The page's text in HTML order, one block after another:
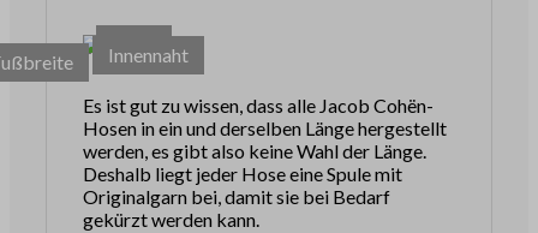
Taille
Innennaht
Es ist gut zu wissen, dass alle Jacob Cohën-
Hosen in ein und derselben Länge hergestellt
werden, es gibt also keine Wahl der Länge.
Deshalb liegt jeder Hose eine Spule mit
Originalgarn bei, damit sie bei Bedarf
gekürzt werden kann.